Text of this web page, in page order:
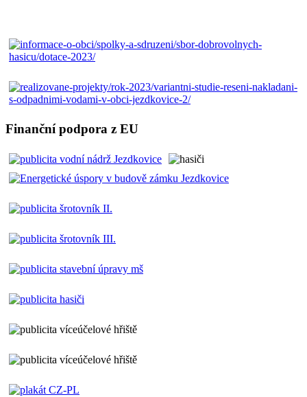
Finanční podpora z EU